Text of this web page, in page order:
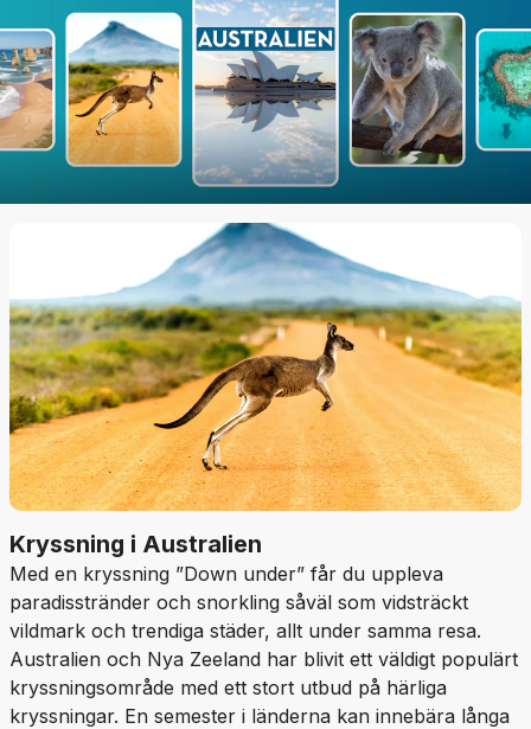
Kryssning i Australien
Med en kryssning ”Down under” får du uppleva
paradisstränder och snorkling såväl som vidsträckt
vildmark och trendiga städer, allt under samma resa.
Australien och Nya Zeeland har blivit ett väldigt populärt
kryssningsområde med ett stort utbud på härliga
kryssningar. En semester i länderna kan innebära långa